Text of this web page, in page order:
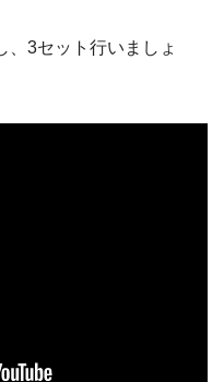
、3セット行いましょ